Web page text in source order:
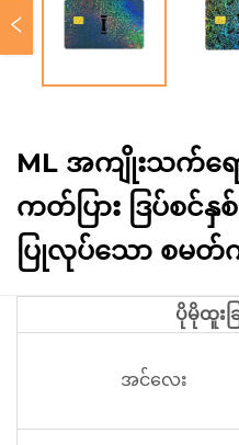
ML အကျိုးသက်ရ
ကတ်ပြား ဒြပ်စင်
ပြုလုပ်သော စမ
ပိုမိုထူး
အင်လေး